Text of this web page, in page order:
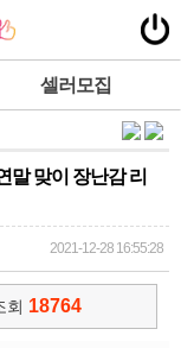
셀러모집
말 맞이 장난감 리
2021-12-28 16:55:28
회 18764